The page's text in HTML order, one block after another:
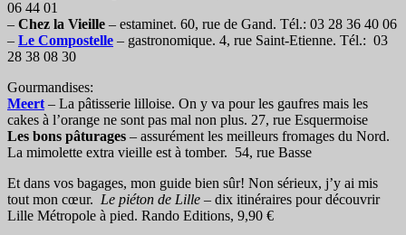
06 44 01
– Chez la Vieille – estaminet. 60, rue de Gand. Tél.: 03 28 36 40 06
– Le Compostelle – gastronomique. 4, rue Saint-Etienne. Tél.: 03
28 38 08 30
Gourmandises:
Meert – La pâtisserie lilloise. On y va pour les gaufres mais les
cakes à l’orange ne sont pas mal non plus. 27, rue Esquermoise
Les bons pâturages – assurément les meilleurs fromages du Nord.
La mimolette extra vieille est à tomber. 54, rue Basse
Et dans vos bagages, mon guide bien sûr! Non sérieux, j’y ai mis
tout mon cœur. Le piéton de Lille – dix itinéraires pour découvrir
Lille Métropole à pied. Rando Editions, 9,90 €